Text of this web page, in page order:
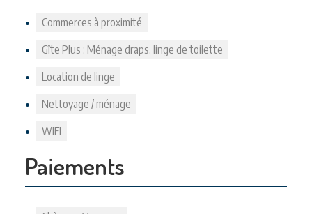
Commerces à proximité
Gîte Plus : Ménage draps, linge de toilette
Location de linge
Nettoyage / ménage
WIFI
Paiements